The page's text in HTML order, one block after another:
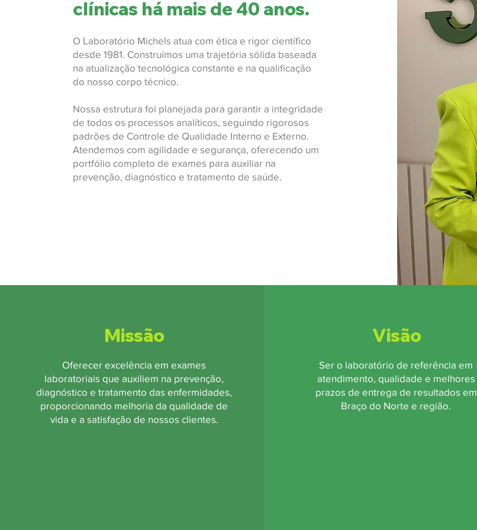
clínicas há mais de 40 anos.
O Laboratório Michels atua com ética e rigor científico
desde 1981. Construímos uma trajetória sólida baseada
na atualização tecnológica constante e na qualificação
do nosso corpo técnico.
Nossa estrutura foi planejada para garantir a integridade
de todos os processos analíticos, seguindo rigorosos
padrões de Controle de Qualidade Interno e Externo.
Atendemos com agilidade e segurança, oferecendo um
portfólio completo de exames para auxiliar na
prevenção, diagnóstico e tratamento de saúde.
Missão
Oferecer excelência em exames
laboratoriais que auxiliem na prevenção,
diagnóstico e tratamento das enfermidades,
proporcionando melhoria da qualidade de
vida e a satisfação de nossos clientes.
Visão
Ser o laboratório de referência em
atendimento, qualidade e melhores
prazos de entrega de resultados em
Braço do Norte e região.